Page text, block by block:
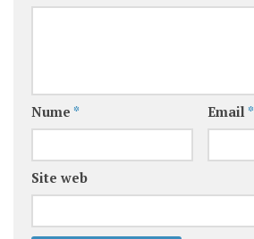
Nume * Email *
Site web